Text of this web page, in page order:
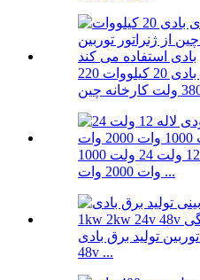
سیستم هیبریدی خورشیدی بادی 20 کیلووات 220
توربین بادی عمودی لاله 12 ولت 24 ولت 1000
وات 2000 وات ...
توربین تولید برق بادی FLTXNY 1kw 2kw 24v
48v ...